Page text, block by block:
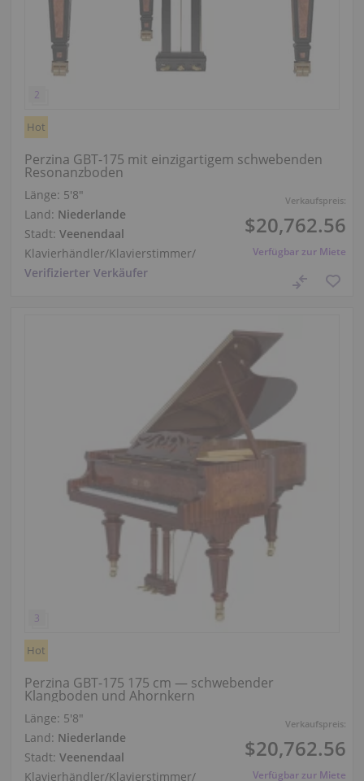
Verkaufspreis:
$20,762.56
Verfügbar zur Miete
Hot
Perzina GBT-175 mit einzigartigem schwebenden
Resonanzboden
Länge: 5′8″
Land: Niederlande
Stadt: Veenendaal
Klavierhändler/Klavierstimmer/
Verifizierter Verkäufer
Verkaufspreis:
$20,762.56
Verfügbar zur Miete
Hot
Perzina GBT-175 175 cm — schwebender
Klangboden und Ahornkern
Länge: 5′8″
Land: Niederlande
Stadt: Veenendaal
Klavierhändler/Klavierstimmer/